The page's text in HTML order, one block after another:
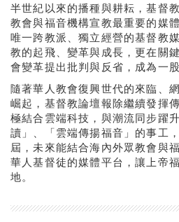
半世紀以來的播種與耕耘，基督
教會與福音機構宣教最重要的媒
唯一跨教派、獨立經營的基督教
教的起飛、變革與成長，更在關
會變革提出批判與反省，成為一股
隨著華人教會復興世代的來臨、
崛起，基督教論壇報除繼續發揮
極結合雲端科技，與潮流同步躍
讀」、「雲端傳揚福音」的事工
屆，未來能結合海內外眾教會與
華人基督徒的媒體平台，讓上帝
地。